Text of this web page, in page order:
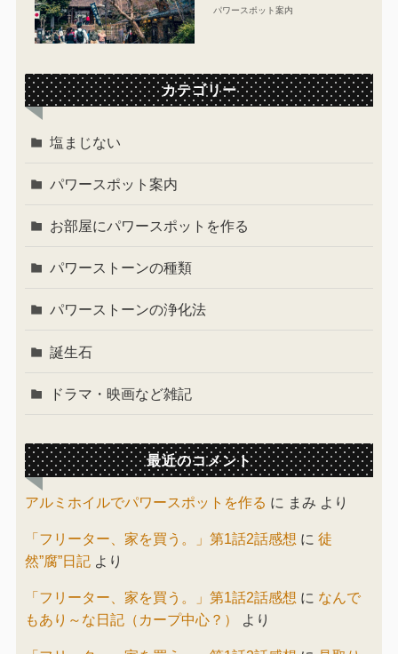
パワースポット案内
カテゴリー
塩まじない
パワースポット案内
お部屋にパワースポットを作る
パワーストーンの種類
パワーストーンの浄化法
誕生石
ドラマ・映画など雑記
最近のコメント
アルミホイルでパワースポットを作る に まみ より
「フリーター、家を買う。」第1話2話感想 に 徒
然”腐”日記より
「フリーター、家を買う。」第1話2話感想 に なんで
もあり～な日記（カープ中心？）
より